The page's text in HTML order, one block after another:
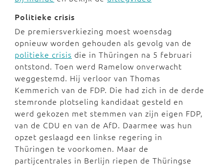
Politieke crisis
De premiersverkiezing moest woensdag
opnieuw worden gehouden als gevolg van de
politieke crisis die in Thüringen na 5 februari
ontstond. Toen werd Ramelow onverwacht
weggestemd. Hij verloor van Thomas
Kemmerich van de FDP. Die had zich in de derde
stemronde plotseling kandidaat gesteld en
werd gekozen met stemmen van zijn eigen FDP,
van de CDU en van de AfD. Daarmee was hun
opzet geslaagd een linkse regering in
Thüringen te voorkomen. Maar de
partijcentrales in Berlijn riepen de Thüringse